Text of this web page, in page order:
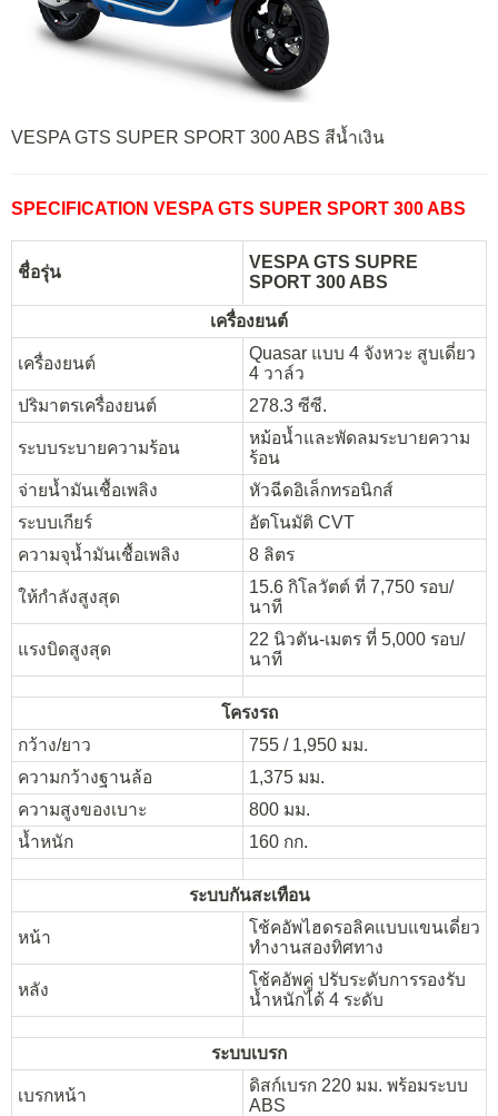
VESPA GTS SUPER SPORT 300 ABS สีน้ำเงิน
SPECIFICATION VESPA GTS SUPER SPORT 300 ABS
ชื่อรุ่น
VESPA GTS SUPRE
SPORT 300 ABS
เครื่องยนต์
เครื่องยนต์
Quasar แบบ 4 จังหวะ สูบเดี่ยว
4 วาล์ว
ปริมาตรเครื่องยนต์
278.3 ซีซี.
ระบบระบายความร้อน
หม้อน้ำและพัดลมระบายความ
ร้อน
จ่ายน้ำมันเชื้อเพลิง
หัวฉีดอิเล็กทรอนิกส์
ระบบเกียร์
อัตโนมัติ CVT
ความจุน้ำมันเชื้อเพลิง
8 ลิตร
ให้กำลังสูงสุด
15.6 กิโลวัตต์ ที่ 7,750 รอบ/
นาที
แรงบิดสูงสุด
22 นิวตัน-เมตร ที่ 5,000 รอบ/
นาที
โครงรถ
กว้าง/ยาว
755 / 1,950 มม.
ความกว้างฐานล้อ
1,375 มม.
ความสูงของเบาะ
800 มม.
น้ำหนัก
160 กก.
ระบบกันสะเทือน
หน้า
โช้คอัพไฮดรอลิคแบบแขนเดี่ยว
ทำงานสองทิศทาง
หลัง
โช้คอัพคู่ ปรับระดับการรองรับ
น้ำหนักได้ 4 ระดับ
ระบบเบรก
เบรกหน้า
ดิสก์เบรก 220 มม. พร้อมระบบ
ABS